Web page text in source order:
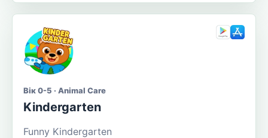
Вік 0-5 · Animal Care
Kindergarten
Funny Kindergarten